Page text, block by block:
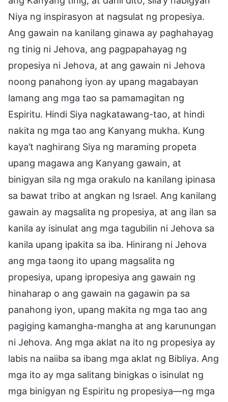
Niya ng inspirasyon at nagsulat ng propesiya.
Ang gawain na kanilang ginawa ay paghahayag
ng tinig ni Jehova, ang pagpapahayag ng
propesiya ni Jehova, at ang gawain ni Jehova
noong panahong iyon ay upang magabayan
lamang ang mga tao sa pamamagitan ng
Espiritu. Hindi Siya nagkatawang-tao, at hindi
nakita ng mga tao ang Kanyang mukha. Kung
kaya’t naghirang Siya ng maraming propeta
upang magawa ang Kanyang gawain, at
binigyan sila ng mga orakulo na kanilang ipinasa
sa bawat tribo at angkan ng Israel. Ang kanilang
gawain ay magsalita ng propesiya, at ang ilan sa
kanila ay isinulat ang mga tagubilin ni Jehova sa
kanila upang ipakita sa iba. Hinirang ni Jehova
ang mga taong ito upang magsalita ng
propesiya, upang ipropesiya ang gawain ng
hinaharap o ang gawain na gagawin pa sa
panahong iyon, upang makita ng mga tao ang
pagiging kamangha-mangha at ang karunungan
ni Jehova. Ang mga aklat na ito ng propesiya ay
labis na naiiba sa ibang mga aklat ng Bibliya. Ang
mga ito ay mga salitang binigkas o isinulat ng
mga binigyan ng Espiritu ng propesiya—ng mga